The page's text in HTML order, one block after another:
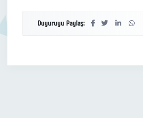
Duyuruyu Paylaş: